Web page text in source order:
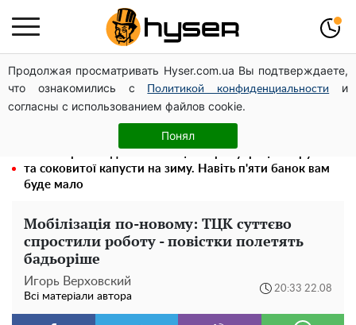
Продолжая просматривать Hyser.com.ua Вы подтверждаете,
что ознакомились с
Политикой конфиденциальности
и
согласны с использованием файлов cookie.
Понял
Гола Олена Тополя у цікавих позах змусила відвисати
щелепи: злив відео – було лише початком
Олена Тополя злив відео – це далеко не все: фронтмен
"Антитіла" Тарас Тополя став наступним
та соковитої капусти на зиму. Навіть п'яти банок вам
буде мало
Мобілізація по-новому: ТЦК суттєво
спростили роботу - повістки полетять
бадьоріше
Игорь Верховский
Всі матеріали автора
20:33 22.08